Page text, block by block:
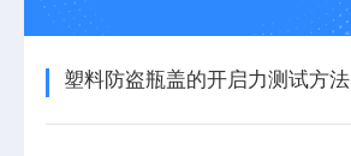
塑料防盗瓶盖的开启力测试方法